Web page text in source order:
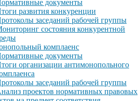
документы
развития конкуренции
заседаний рабочей группы
состояния конкурентной
комплаенс
документы
организации антимонопольного
заседаний рабочей группы
проектов нормативных правовых